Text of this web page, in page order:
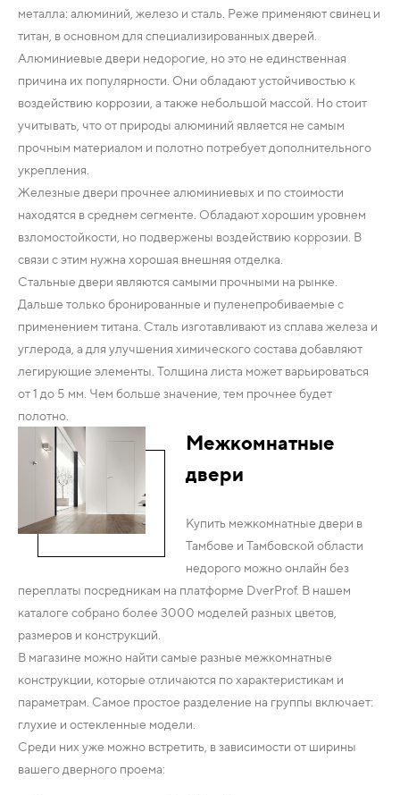
металла: алюминий, железо и сталь. Реже применяют свинец и
титан, в основном для специализированных дверей.
Алюминиевые двери недорогие, но это не единственная
причина их популярности. Они обладают устойчивостью к
воздействию коррозии, а также небольшой массой. Но стоит
учитывать, что от природы алюминий является не самым
прочным материалом и полотно потребует дополнительного
укрепления.
Железные двери прочнее алюминиевых и по стоимости
находятся в среднем сегменте. Обладают хорошим уровнем
взломостойкости, но подвержены воздействию коррозии. В
связи с этим нужна хорошая внешняя отделка.
Стальные двери являются самыми прочными на рынке.
Дальше только бронированные и пуленепробиваемые с
применением титана. Сталь изготавливают из сплава железа и
углерода, а для улучшения химического состава добавляют
легирующие элементы. Толщина листа может варьироваться
от 1 до 5 мм. Чем больше значение, тем прочнее будет
полотно.
Межкомнатные
двери
Купить межкомнатные двери в
Тамбове и Тамбовской области
недорого можно онлайн без
переплаты посредникам на платформе DverProf. В нашем
каталоге собрано более 3000 моделей разных цветов,
размеров и конструкций.
В магазине можно найти самые разные межкомнатные
конструкции, которые отличаются по характеристикам и
параметрам. Самое простое разделение на группы включает:
глухие и остекленные модели.
Среди них уже можно встретить, в зависимости от ширины
вашего дверного проема: